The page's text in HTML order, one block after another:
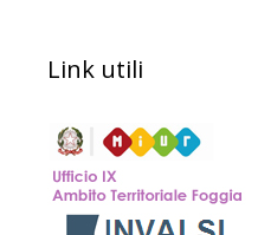
Link utili